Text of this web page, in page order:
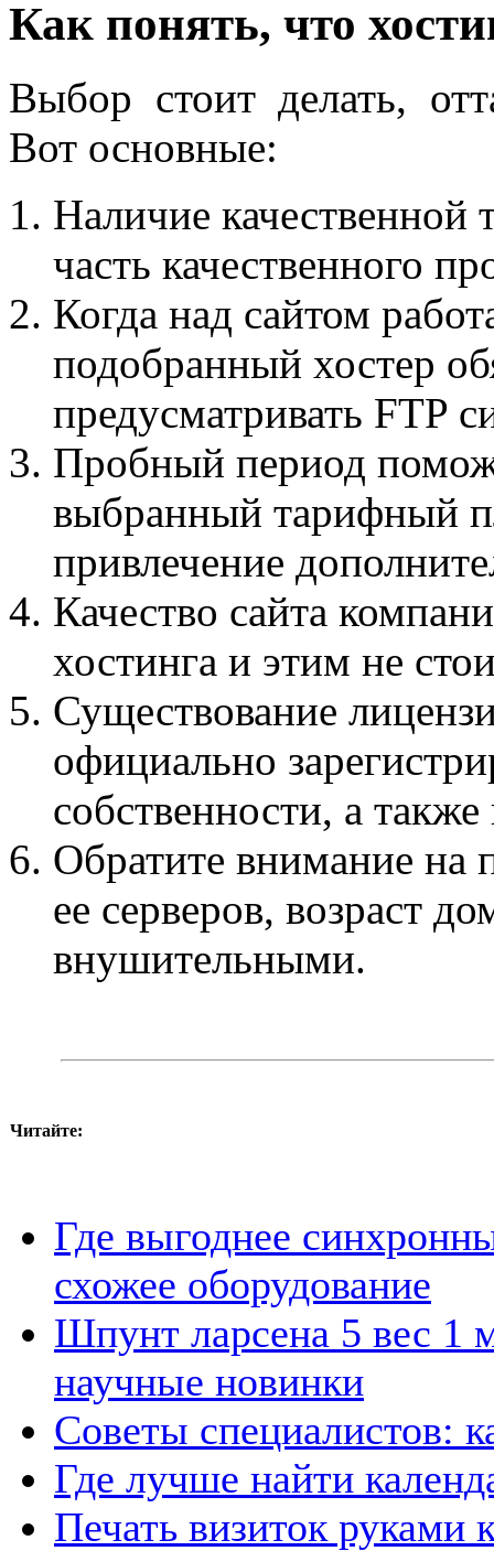
Как понять, что
Выбор стоит делать,
Вот основные:
Наличие качественной
часть качественного
Когда над сайтом
подобранный хостер
предусматривать FTP
Пробный период
выбранный тарифный
привлечение
Качество сайта
хостинга и этим не
Существование
официально
собственности, а
Обратите внимание на
ее серверов, возраст
внушительными.
Читайте:
Где выгоднее
схожее оборудование
Шпунт ларсена 5 вес 1
научные новинки
Советы специалистов:
Где лучше найти
Печать визиток